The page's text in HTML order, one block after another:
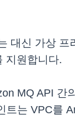
대신 가상
지원합니다.
MQ API
는 VPC를